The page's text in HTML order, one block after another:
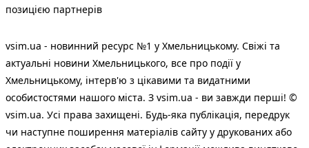
позицією партнерів
vsim.ua - новинний ресурс №1 у Хмельницькому. Свіжі та
актуальні новини Хмельницького, все про події у
Хмельницькому, інтерв'ю з цікавими та видатними
особистостями нашого міста. З vsim.ua - ви завжди перші! ©
vsim.ua. Усі права захищені. Будь-яка публiкацiя, передрук
чи наступне поширення матеріалів сайту у друкованих або